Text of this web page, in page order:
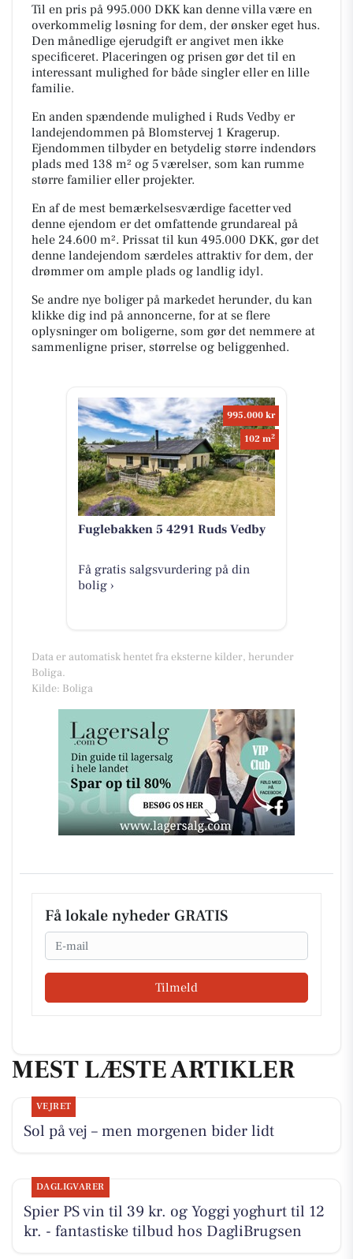
Til en pris på 995.000 DKK kan denne villa være en
overkommelig løsning for dem, der ønsker eget hus.
Den månedlige ejerudgift er angivet men ikke
specificeret. Placeringen og prisen gør det til en
interessant mulighed for både singler eller en lille
familie.
En anden spændende mulighed i Ruds Vedby er
landejendommen på Blomstervej 1 Kragerup.
Ejendommen tilbyder en betydelig større indendørs
plads med 138 m² og 5 værelser, som kan rumme
større familier eller projekter.
En af de mest bemærkelsesværdige facetter ved
denne ejendom er det omfattende grundareal på
hele 24.600 m². Prissat til kun 495.000 DKK, gør det
denne landejendom særdeles attraktiv for dem, der
drømmer om ample plads og landlig idyl.
Se andre nye boliger på markedet herunder, du kan
klikke dig ind på annoncerne, for at se flere
oplysninger om boligerne, som gør det nemmere at
sammenligne priser, størrelse og beliggenhed.
995.000 kr
102 m2
Fuglebakken 5 4291 Ruds Vedby
Få gratis salgsvurdering på din
bolig ›
Data er automatisk hentet fra eksterne kilder, herunder
Boliga.
Kilde: Boliga
Få lokale nyheder GRATIS
Email
Tilmeld
MEST LÆSTE ARTIKLER
VEJRET
Sol på vej – men morgenen bider lidt
DAGLIGVARER
Spier PS vin til 39 kr. og Yoggi yoghurt til 12
kr. - fantastiske tilbud hos DagliBrugsen